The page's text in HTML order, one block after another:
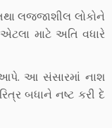
લજ્જાશીલ લોકોને
માટે અતિ વધારે
આ સંસારમાં નાશ
બધાને નષ્ટ કરી દે